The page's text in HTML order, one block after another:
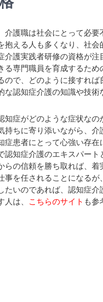
介護職は社会にとって必
える人も多くなり、社
介護実践者研修の資格が
専門職員を育成するため
で、どのように接すれ
認知症介護の知識や技術
症がどのような症状な
持ちに寄り添いながら、
症患者にとって心強い存
認知症介護のエキスパー
らの信頼を勝ち取れば、
を任されることになるが
いのであれば、認知症
は、 こちらのサイト も参